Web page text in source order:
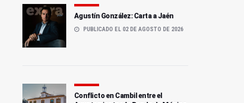
Agustín González: Carta a Jaén
PUBLICADO EL 02 DE AGOSTO DE 2026
Conflicto en Cambil entre el